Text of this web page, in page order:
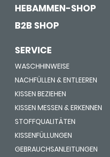
HEBAMMEN-SHOP
B2B SHOP
SERVICE
WASCHHINWEISE
NACHFÜLLEN & ENTLEEREN
KISSEN BEZIEHEN
KISSEN MESSEN & ERKENNEN
STOFFQUALITÄTEN
KISSENFÜLLUNGEN
GEBRAUCHSANLEITUNGEN